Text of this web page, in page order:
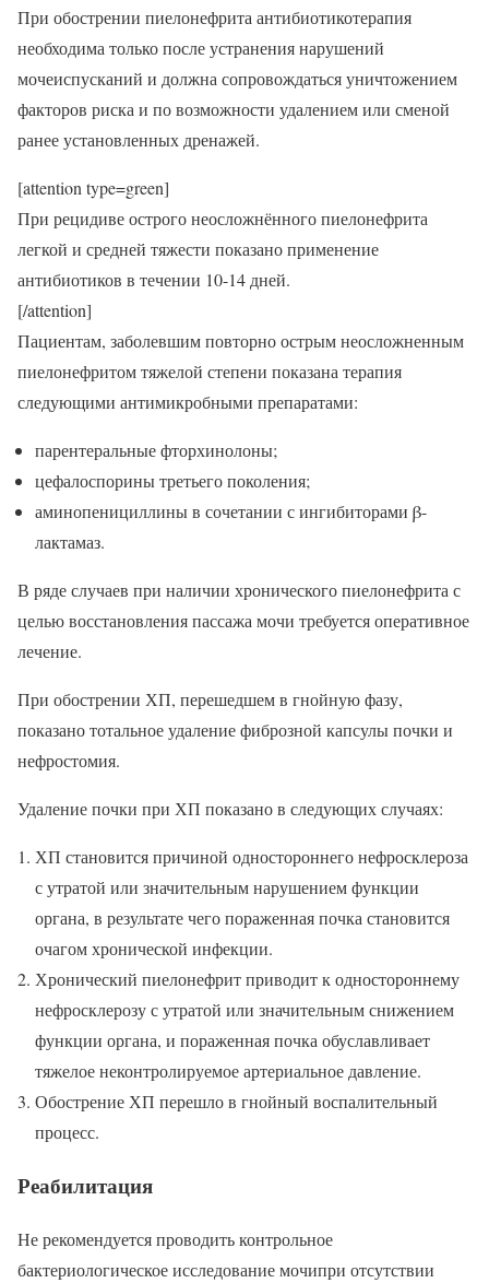
При обострении пиелонефрита антибиотикотерапия
необходима только после устранения нарушений
мочеиспусканий и должна сопровождаться уничтожением
факторов риска и по возможности удалением или сменой
ранее установленных дренажей.
[attention type=green]
При рецидиве острого неосложнённого пиелонефрита
легкой и средней тяжести показано применение
антибиотиков в течении 10-14 дней.
[/attention]
Пациентам, заболевшим повторно острым неосложненным
пиелонефритом тяжелой степени показана терапия
следующими антимикробными препаратами:
парентеральные фторхинолоны;
цефалоспорины третьего поколения;
аминопенициллины в сочетании с ингибиторами β-
лактамаз.
В ряде случаев при наличии хронического пиелонефрита с
целью восстановления пассажа мочи требуется оперативное
лечение.
При обострении ХП, перешедшем в гнойную фазу,
показано тотальное удаление фиброзной капсулы почки и
нефростомия.
Удаление почки при ХП показано в следующих случаях:
ХП становится причиной одностороннего нефросклероза
с утратой или значительным нарушением функции
органа, в результате чего пораженная почка становится
очагом хронической инфекции.
Хронический пиелонефрит приводит к одностороннему
нефросклерозу с утратой или значительным снижением
функции органа, и пораженная почка обуславливает
тяжелое неконтролируемое артериальное давление.
Обострение ХП перешло в гнойный воспалительный
процесс.
Реабилитация
Не рекомендуется проводить контрольное
бактериологическое исследование мочипри отсутствии